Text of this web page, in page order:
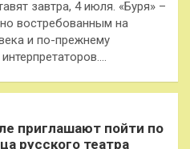
завтра, 4 июля. «Буря» –
востребованным на
и по-прежнему
приглашают пойти по
русского театра